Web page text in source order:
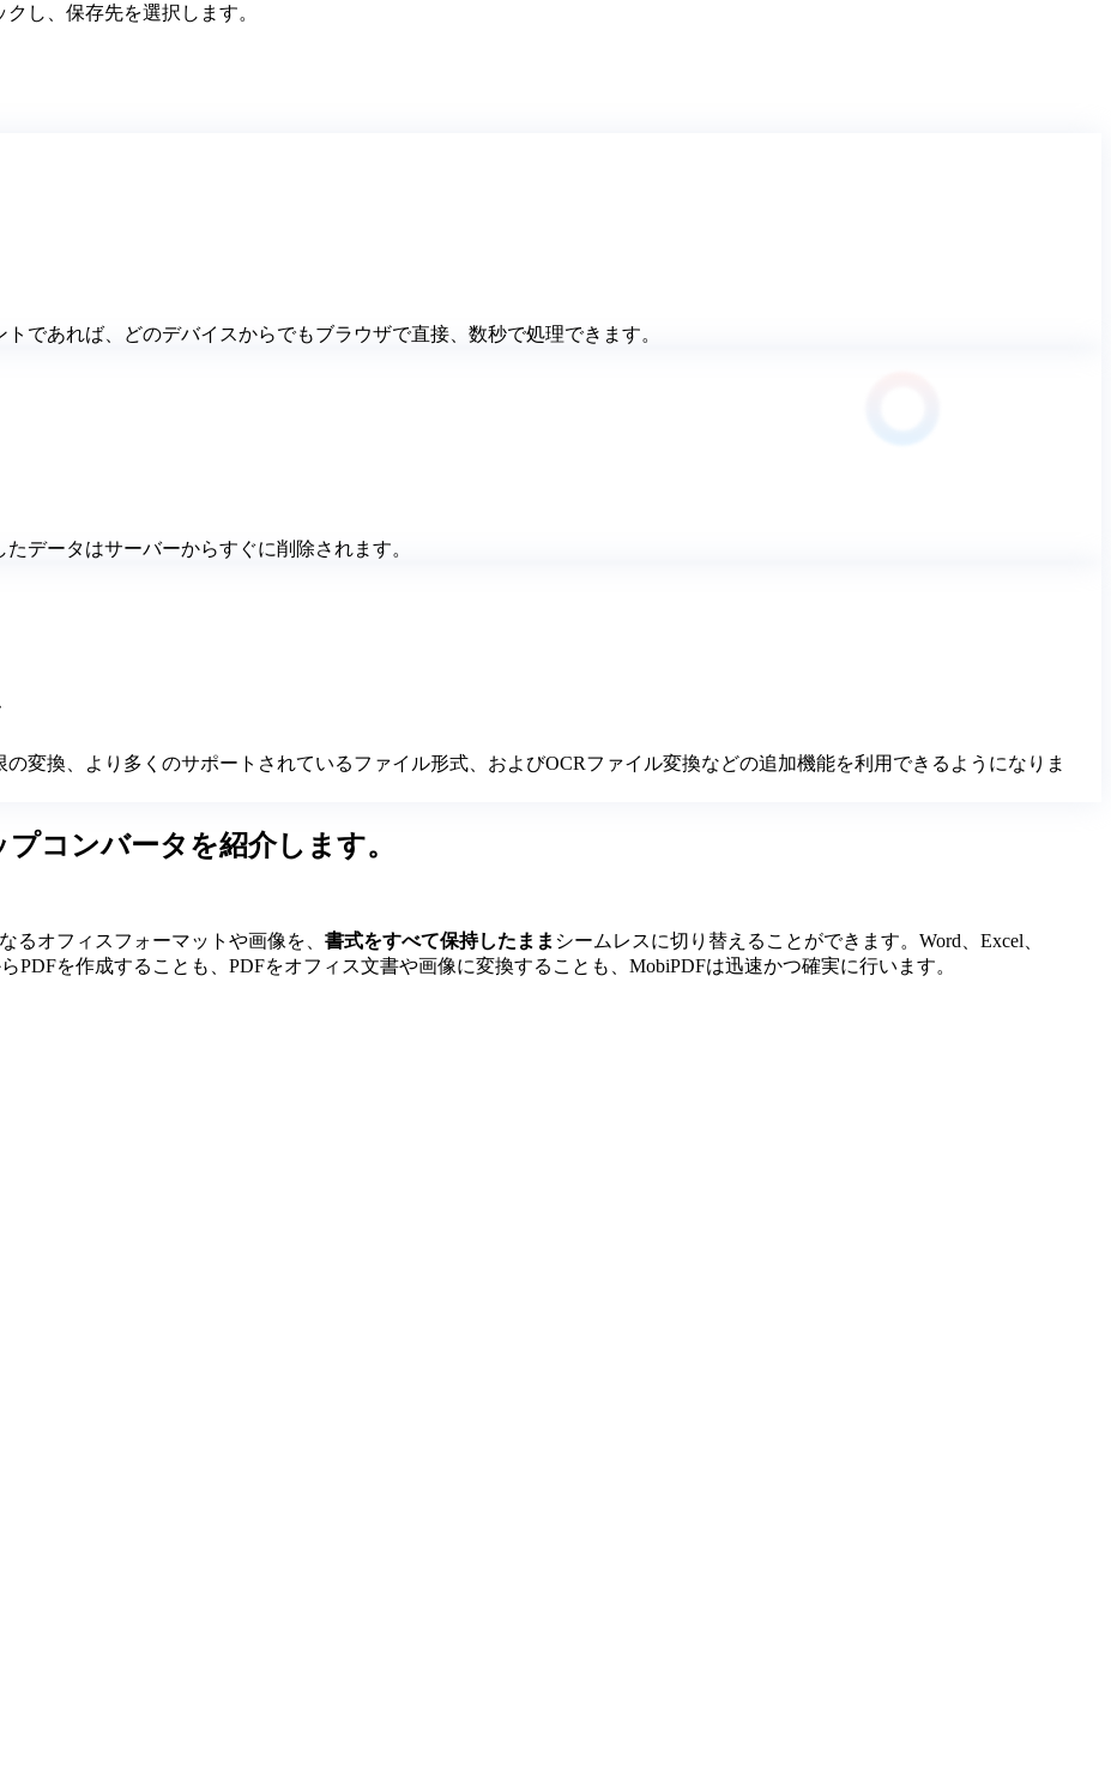
し、保存先を選択します。
であれば、どのデバイスからでもブラウザで直接、数秒で処理できます。
データはサーバーからすぐに削除されます。
変換、より多くのサポートされているファイル形式、およびOCRファイル変換などの追加機能を利用できるようになりま
コンバータを紹介します。
るオフィスフォーマットや画像を、 書式をすべて保持したまま シームレスに切り替えることができます。Word、Excel、
PDFを作成することも、PDFをオフィス文書や画像に変換することも、MobiPDFは迅速かつ確実に行います。